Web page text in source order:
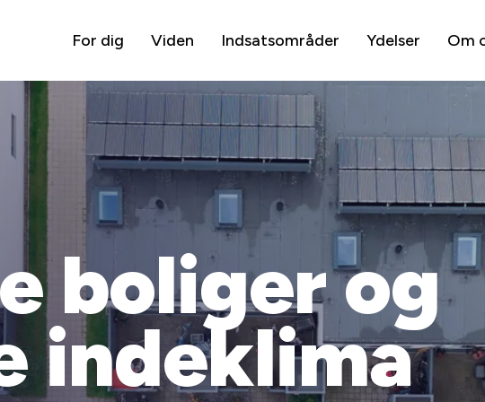
For dig Viden Indsatsområder Ydelser Om
boliger og
indeklima